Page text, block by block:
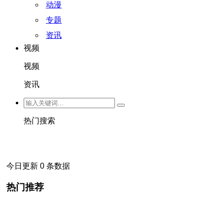
动漫
专题
资讯
视频
视频
资讯
热门搜索
今日更新 0 条数据
热门推荐